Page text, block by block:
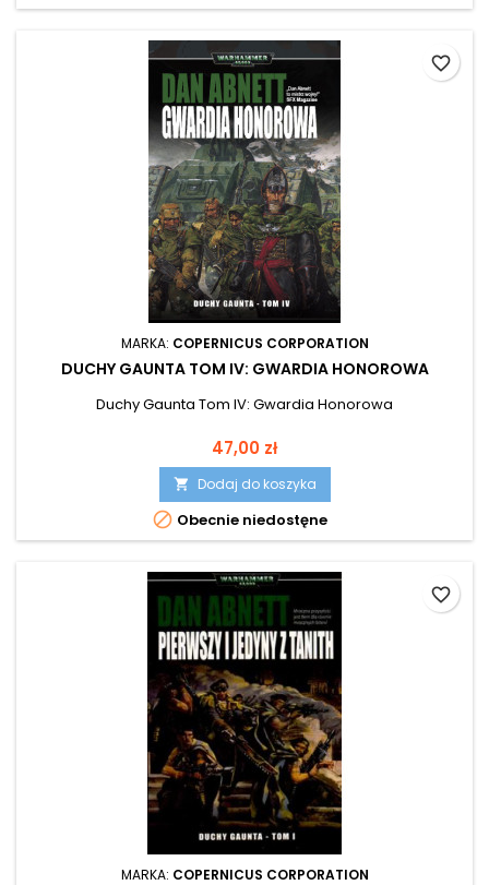
MARKA: COPERNICUS CORPORATION
DUCHY GAUNTA TOM IV: GWARDIA HONOROWA
Duchy Gaunta Tom IV: Gwardia Honorowa
Cena
47,00 zł
 Dodaj do koszyka
 Obecnie niedostęne
favorite_border
MARKA: COPERNICUS CORPORATION
favorite_border